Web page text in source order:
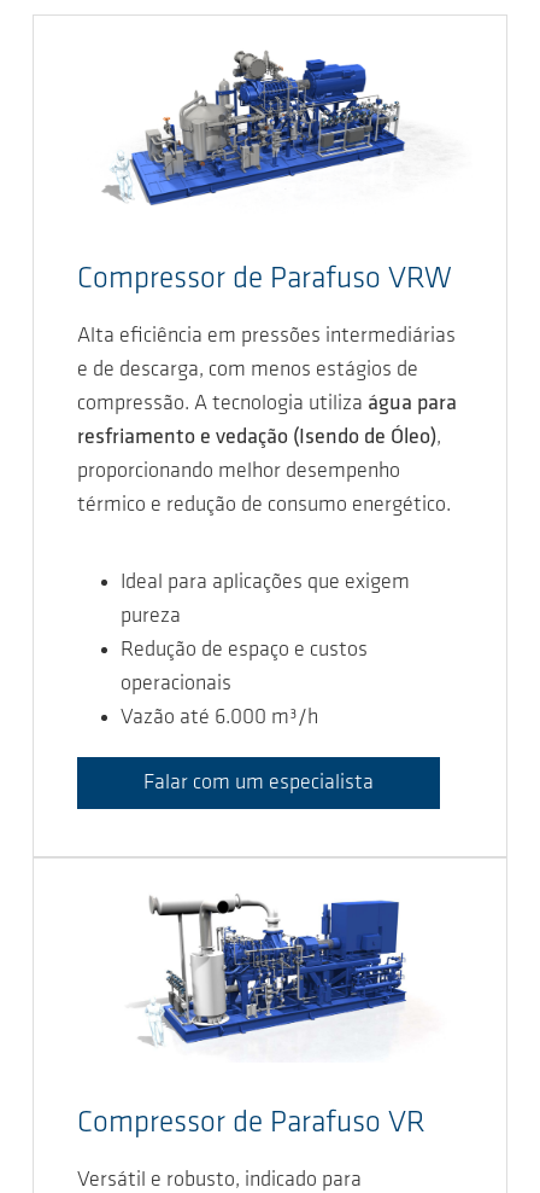
Compressor de Parafuso VRW
Alta eficiência em pressões intermediárias
e de descarga, com menos estágios de
compressão. A tecnologia utiliza água para
resfriamento e vedação (Isendo de Óleo),
proporcionando melhor desempenho
térmico e redução de consumo energético.
Ideal para aplicações que exigem
pureza
Redução de espaço e custos
operacionais
Vazão até 6.000 m³/h
Falar com um especialista
Compressor de Parafuso VR
Versátil e robusto, indicado para